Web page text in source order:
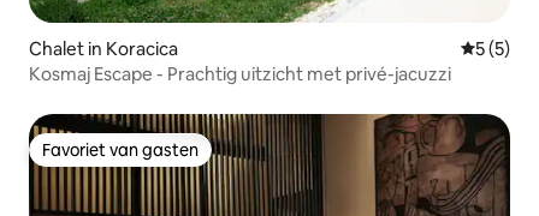
Chalet in Koracica
5 (5)
Kosmaj Escape - Prachtig uitzicht met privé-jacuzzi
Favoriet van gasten
Favoriet van gasten